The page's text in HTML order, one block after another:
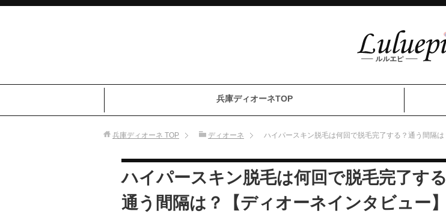
兵庫ディオーネTOP
兵庫ディオーネ TOP ディオーネ ハイパースキン脱毛は何回で脱毛完了する？通う間隔は
ハイパースキン脱毛は何回で脱毛完了す
通う間隔は？【ディオーネインタビュー】